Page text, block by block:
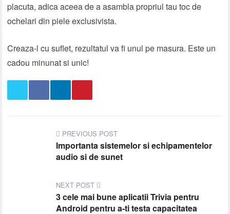
placuta, adica aceea de a asambla propriul tau toc de
ochelari din piele exclusivista.
Creaza-l cu suflet, rezultatul va fi unul pe masura. Este un
cadou minunat si unic!
PREVIOUS POST
Importanta sistemelor si echipamentelor
audio si de sunet
NEXT POST
3 cele mai bune aplicatii Trivia pentru
Android pentru a-ti testa capacitatea